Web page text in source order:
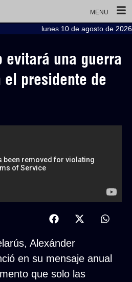
MENU
lunes 10 de agosto de 2026
una guerra
presidente de
Alexánder
en su mensaje anual
que solo las
wplink